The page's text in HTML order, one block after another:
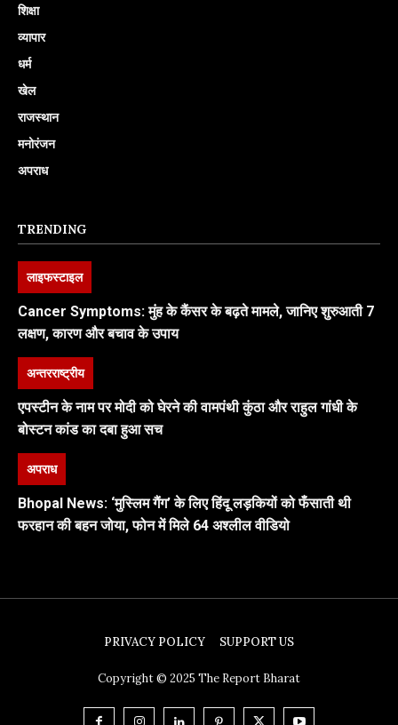
शिक्षा
व्यापार
धर्म
खेल
राजस्थान
मनोरंजन
अपराध
TRENDING
लाइफस्टाइल
Cancer Symptoms: मुंह के कैंसर के बढ़ते मामले, जानिए शुरुआती 7
लक्षण, कारण और बचाव के उपाय
अन्तरराष्ट्रीय
एपस्टीन के नाम पर मोदी को घेरने की वामपंथी कुंठा और राहुल गांधी के
बोस्टन कांड का दबा हुआ सच
अपराध
Bhopal News: ‘मुस्लिम गैंग’ के लिए हिंदू लड़कियों को फँसाती थी
फरहान की बहन जोया, फोन में मिले 64 अश्लील वीडियो
PRIVACY POLICY SUPPORT US
Copyright © 2025 The Report Bharat